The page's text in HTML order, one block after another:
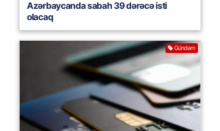
Azərbaycanda sabah 39 dərəcə isti
olacaq
Gündəm